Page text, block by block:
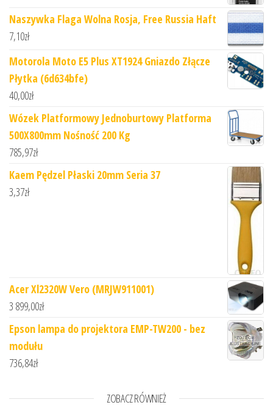
Naszywka Flaga Wolna Rosja, Free Russia Haft
7,10zł
Motorola Moto E5 Plus XT1924 Gniazdo Złącze
Płytka (6d634bfe)
40,00zł
Wózek Platformowy Jednoburtowy Platforma
500X800mm Nośność 200 Kg
785,97zł
Kaem Pędzel Płaski 20mm Seria 37
3,37zł
Acer Xl2320W Vero (MRJW911001)
3 899,00zł
Epson lampa do projektora EMP-TW200 - bez
modułu
736,84zł
ZOBACZ RÓWNIEŻ